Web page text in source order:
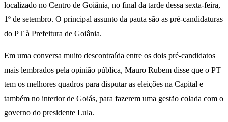
localizado no Centro de Goiânia, no final da tarde dessa sexta-feira,
1º de setembro. O principal assunto da pauta são as pré-candidaturas
do PT à Prefeitura de Goiânia.
Em uma conversa muito descontraída entre os dois pré-candidatos
mais lembrados pela opinião pública, Mauro Rubem disse que o PT
tem os melhores quadros para disputar as eleições na Capital e
também no interior de Goiás, para fazerem uma gestão colada com o
governo do presidente Lula.